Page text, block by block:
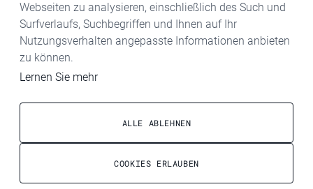
KARRIERE
AGB
COOKIE-EINSTELLUNGEN
Webseiten zu analysieren, einschließlich des Such und
Surfverlaufs, Suchbegriffen und Ihnen auf Ihr
Nutzungsverhalten angepasste Informationen anbieten
zu können.
Lernen Sie mehr
ALLE ABLEHNEN
COOKIES ERLAUBEN